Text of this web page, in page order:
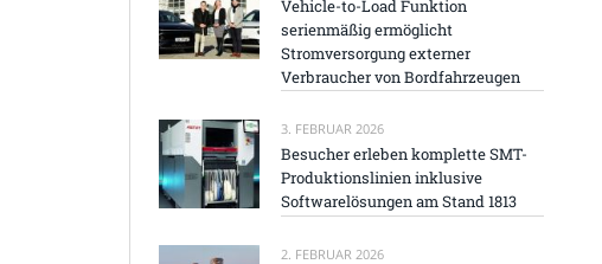
Vehicle-to-Load Funktion
serienmäßig ermöglicht
Stromversorgung externer
Verbraucher von Bordfahrzeugen
3. FEBRUAR 2026
Besucher erleben komplette SMT-
Produktionslinien inklusive
Softwarelösungen am Stand 1813
2. FEBRUAR 2026